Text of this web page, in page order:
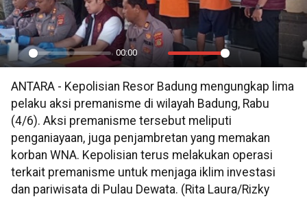
Play
00:00
Mute Settings
PIP
ANTARA - Kepolisian Resor Badung mengungkap lima
pelaku aksi premanisme di wilayah Badung, Rabu
(4/6). Aksi premanisme tersebut meliputi
penganiayaan, juga penjambretan yang memakan
korban WNA. Kepolisian terus melakukan operasi
terkait premanisme untuk menjaga iklim investasi
dan pariwisata di Pulau Dewata. (Rita Laura/Rizky